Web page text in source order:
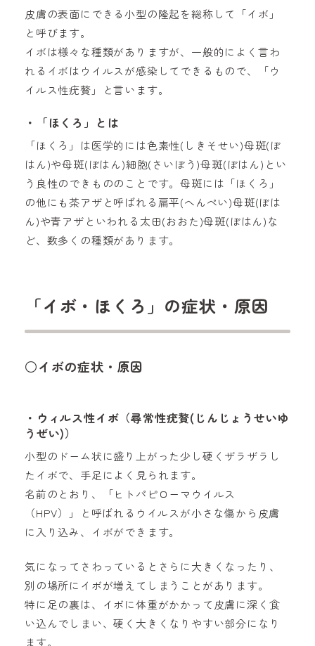
皮膚の表面にできる小型の隆起を総称して「イボ」
と呼びます。
イボは様々な種類がありますが、一般的によく言わ
れるイボはウイルスが感染してできるもので、「ウ
イルス性疣贅」と言います。
・「ほくろ」とは
「ほくろ」は医学的には色素性(しきそせい)母斑(ぼ
はん)や母斑(ぼはん)細胞(さいぼう)母斑(ぼはん)とい
う良性のできもののことです。母斑には「ほくろ」
の他にも茶アザと呼ばれる扁平(へんぺい)母斑(ぼは
ん)や青アザといわれる太田(おおた)母斑(ぼはん)な
ど、数多くの種類があります。
「イボ・ほくろ」の症状・原因
○イボの症状・原因
・ウィルス性イボ（尋常性疣贅(じんじょうせいゆ
うぜい)）
小型のドーム状に盛り上がった少し硬くザラザラし
たイボで、手足によく見られます。
名前のとおり、「ヒトパピローマウイルス
（HPV）」と呼ばれるウイルスが小さな傷から皮膚
に入り込み、イボができます。
気になってさわっているとさらに大きくなったり、
別の場所にイボが増えてしまうことがあります。
特に足の裏は、イボに体重がかかって皮膚に深く食
い込んでしまい、硬く大きくなりやすい部分になり
ます。